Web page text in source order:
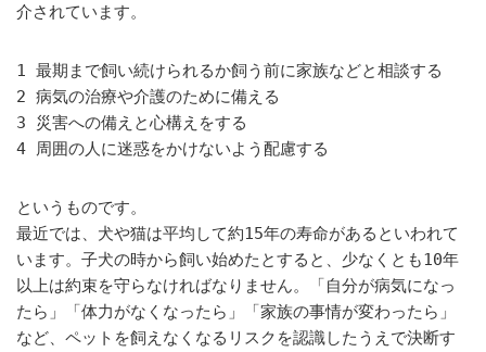
介されています。
1 最期まで飼い続けられるか飼う前に家族などと相談する
2 病気の治療や介護のために備える
3 災害への備えと心構えをする
4 周囲の人に迷惑をかけないよう配慮する
というものです。
最近では、犬や猫は平均して約15年の寿命があるといわれて
います。子犬の時から飼い始めたとすると、少なくとも10年
以上は約束を守らなければなりません。「自分が病気になっ
たら」「体力がなくなったら」「家族の事情が変わったら」
など、ペットを飼えなくなるリスクを認識したうえで決断す